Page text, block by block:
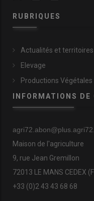
RUBRIQUES
Actualités et territoires
Elevage
Productions Végétales
INFORMATIONS
Maison de l'agriculture
9, rue Jean Gremillon
72013 LE MANS CEDEX
+33 (0)2 43 43 68 68